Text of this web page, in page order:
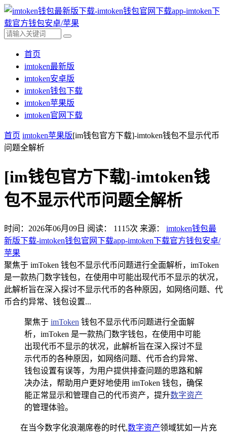
首页
imtoken最新版
imtoken安卓版
imtoken钱包下载
imtoken苹果版
imtoken官网下载
首页 imtoken苹果版[im钱包官方下载]-imtoken钱包不显示代币
问题全解析
[im钱包官方下载]-imtoken钱
包不显示代币问题全解析
时间：2026年06月09日 阅读： 1115次 来源： imtoken钱包最
新版下载-imtoken钱包官网下载app-imtoken下载官方钱包安卓/
苹果
聚焦于 imToken 钱包不显示代币问题进行全面解析，imToken
是一款热门数字钱包，在使用中可能出现代币不显示的状况，
此解析旨在深入探讨不显示代币的各种原因，如网络问题、代
币合约异常、钱包设置...
聚焦于 imToken 钱包不显示代币问题进行全面解
析，imToken 是一款热门数字钱包，在使用中可能
出现代币不显示的状况，此解析旨在深入探讨不显
示代币的各种原因，如网络问题、代币合约异常、
钱包设置有误等，为用户提供排查问题的思路和解
决办法，帮助用户更好地使用 imToken 钱包，确保
能正常显示和管理自己的代币资产，提升数字资产
的管理体验。
在当今数字化浪潮席卷的时代,数字资产领域犹如一片充